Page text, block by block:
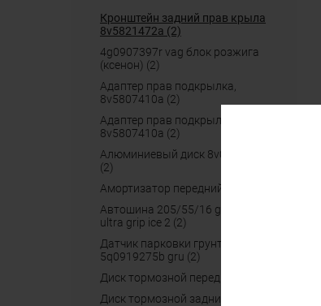
кронштейн задний прав крыла
8v5821472a (2)
4g0907397r vag блок розжига
(ксенон) (2)
адаптер прав подкрылка,
8v5807410a (2)
адаптер прав подкрылка
8v5807410a (2)
алюминиевый диск 8v0601025dg
(2)
амортизатор передний правый (2)
автошина 205/55/16 good yaer
ultra grip ice 2 (2)
датчик парковки грунтован.
5q0919275b gru (2)
диск тормозной передний (2)
диск тормозной задний (2)